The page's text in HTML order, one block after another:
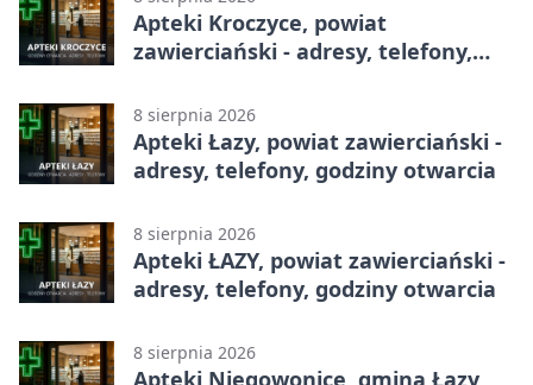
Apteki Kroczyce, powiat
zawierciański - adresy, telefony,
8 sierpnia 2026
Apteki Łazy, powiat zawierciański -
adresy, telefony, godziny otwarcia
8 sierpnia 2026
Apteki ŁAZY, powiat zawierciański -
adresy, telefony, godziny otwarcia
8 sierpnia 2026
Apteki Niegowonice, gmina Łazy,